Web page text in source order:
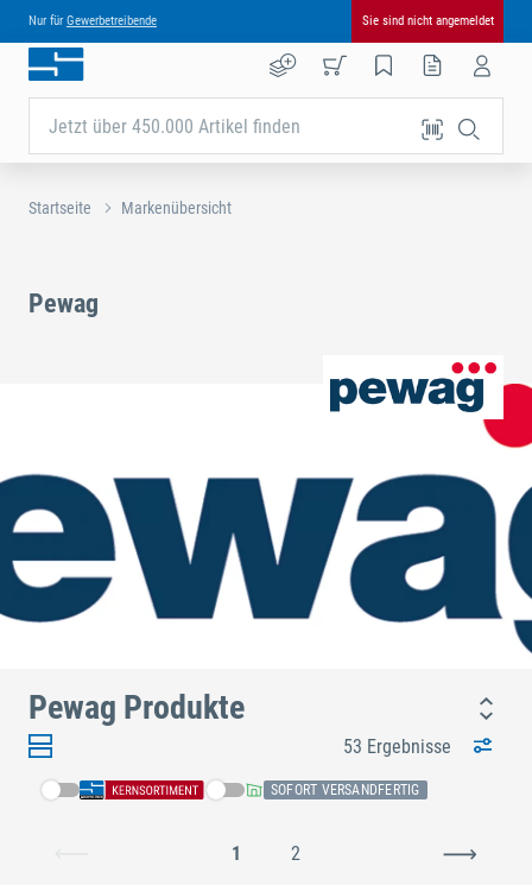
Nur für Gewerbetreibende Sie sind nicht angemeldet
Jetzt über 450.000 Artikel finden
Startseite Markenübersicht
Pewag
Pewag Produkte
53 Ergebnisse
SOFORT VERSANDFERTIG
1 2